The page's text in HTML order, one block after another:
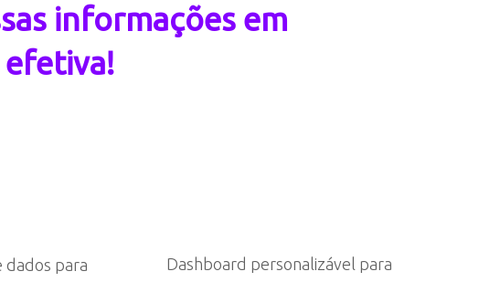
informações em
dados para
Dashboard personalizável para